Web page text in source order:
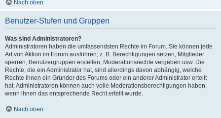
Nach oben
Benutzer-Stufen und Gruppen
Was sind Administratoren?
Administratoren haben die umfassendsten Rechte im Forum. Sie können jede
Art von Aktion im Forum ausführen; z. B. Berechtigungen setzen, Mitglieder
sperren, Benutzergruppen erstellen, Moderationsrechte vergeben usw. Die
Rechte, die ein Administrator hat, sind allerdings davon abhängig, welche
Rechte ihnen ein Gründer des Forums oder ein anderer Administrator erteilt
hat. Administratoren können auch volle Moderationsberechtigungen haben,
wenn ihnen das entsprechende Recht erteilt wurde.
Nach oben